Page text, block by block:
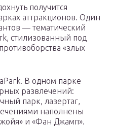
получится
аттракционов. Один
— тематический
стилизованный под
«злых
В одном парке
развлечений:
парк, лазертаг,
наполнены
и «Фан Джамп».